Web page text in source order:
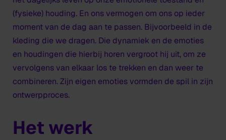
(fysieke) houding. En ons vermogen om ons op ieder
moment van de dag aan te passen. Bijvoorbeeld in de
kleding die we dragen. Die dynamiek en de emoties
en houdingen die hierbij horen vergroot hij uit, om ze
vervolgens van elkaar los te trekken en dan weer te
combineren. Zijn eigen emoties vormden de spil in zijn
ontwerpproces.
Het werk